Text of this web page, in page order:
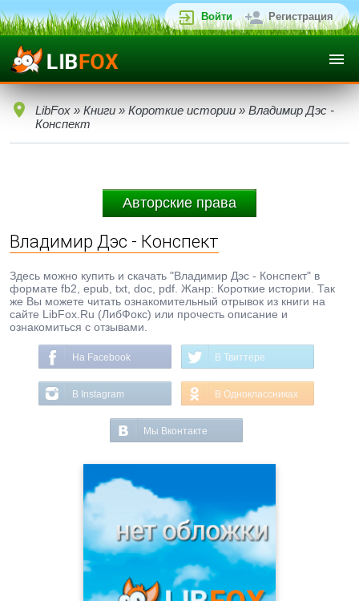
Войти Регистрация
LibFox » Книги » Короткие истории » Владимир Дэс -
Конспект
Авторские права
Владимир Дэс - Конспект
Здесь можно купить и скачать "Владимир Дэс - Конспект" в
формате fb2, epub, txt, doc, pdf. Жанр: Короткие истории. Так
же Вы можете читать ознакомительный отрывок из книги на
сайте LibFox.Ru (ЛибФокс) или прочесть описание и
ознакомиться с отзывами.
На Facebook В Твиттере
В Instagram В Одноклассниках
Мы Вконтакте